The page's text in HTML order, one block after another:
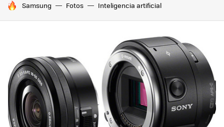
HOY SE HABLA DE
Samsung Fotos Inteligencia artificial